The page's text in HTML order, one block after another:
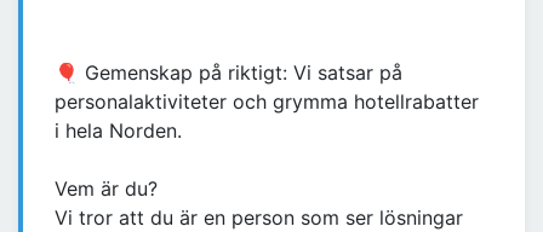
🎈 Gemenskap på riktigt: Vi satsar på
personalaktiviteter och grymma hotellrabatter
i hela Norden.
Vem är du?
Vi tror att du är en person som ser lösningar